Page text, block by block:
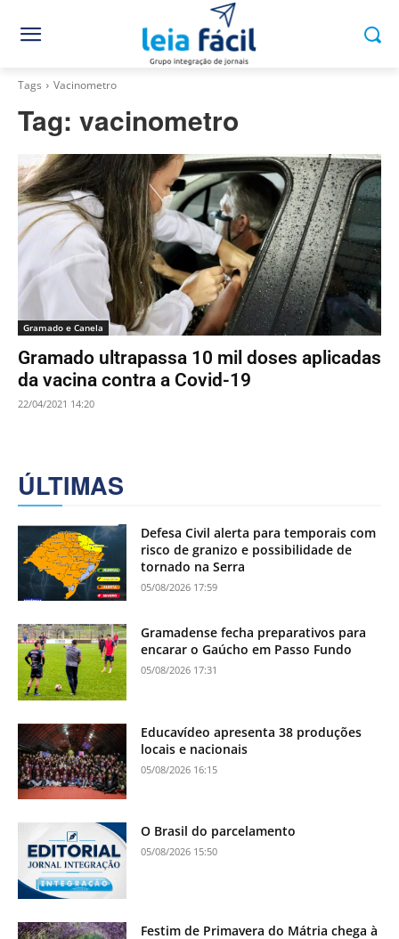
Tags Vacinometro
Tag: vacinometro
Gramado e Canela
Gramado ultrapassa 10 mil doses aplicadas
da vacina contra a Covid-19
22/04/2021 14:20
ÚLTIMAS
Defesa Civil alerta para temporais com
risco de granizo e possibilidade de
tornado na Serra
05/08/2026 17:59
Gramadense fecha preparativos para
encarar o Gaúcho em Passo Fundo
05/08/2026 17:31
Educavídeo apresenta 38 produções
locais e nacionais
05/08/2026 16:15
O Brasil do parcelamento
05/08/2026 15:50
Festim de Primavera do Mátria chega à